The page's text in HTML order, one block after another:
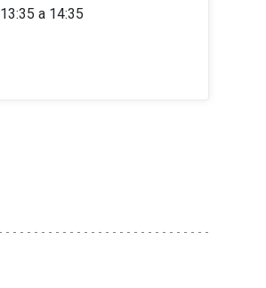
13:35 a 14:35